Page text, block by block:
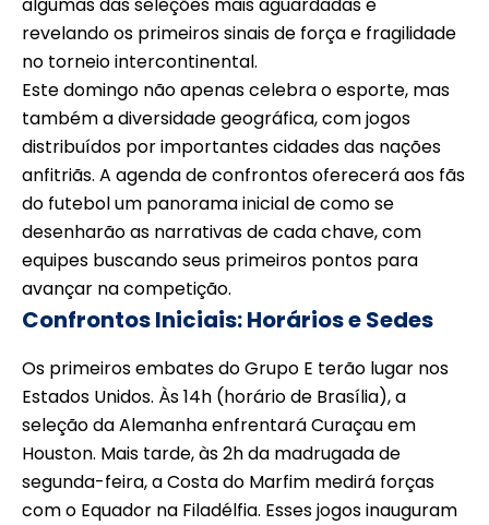
algumas das seleções mais aguardadas e
revelando os primeiros sinais de força e fragilidade
no torneio intercontinental.
Este domingo não apenas celebra o esporte, mas
também a diversidade geográfica, com jogos
distribuídos por importantes cidades das nações
anfitriãs. A agenda de confrontos oferecerá aos fãs
do futebol um panorama inicial de como se
desenharão as narrativas de cada chave, com
equipes buscando seus primeiros pontos para
avançar na competição.
Confrontos Iniciais: Horários e Sedes
Os primeiros embates do Grupo E terão lugar nos
Estados Unidos. Às 14h (horário de Brasília), a
seleção da Alemanha enfrentará Curaçau em
Houston. Mais tarde, às 2h da madrugada de
segunda-feira, a Costa do Marfim medirá forças
com o Equador na Filadélfia. Esses jogos inauguram